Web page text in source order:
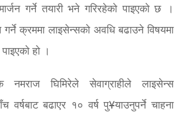
गर्ने तयारी भने गरिरहेको पाइएको छ ।
क्रममा लाइसेन्सको अवधि बढाउने विषयमा
हो ।
नमराज घिमिरेले सेवाग्राहीले लाइसेन्स
वर्षबाट बढाएर १० वर्ष पु¥याउनुपर्ने चाहना